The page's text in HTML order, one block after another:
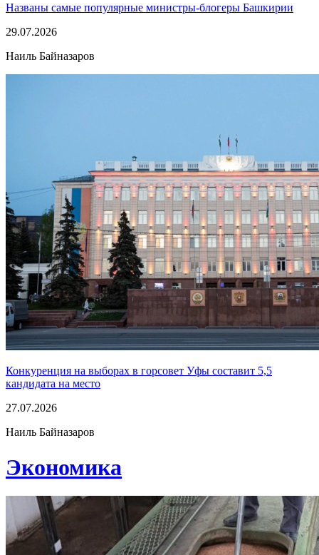
Названы самые популярные министры-блогеры Башкирии
29.07.2026
Наиль Байназаров
Конкуренция на выборах в горсовет Уфы составит 5,5
кандидата на место
27.07.2026
Наиль Байназаров
Экономика